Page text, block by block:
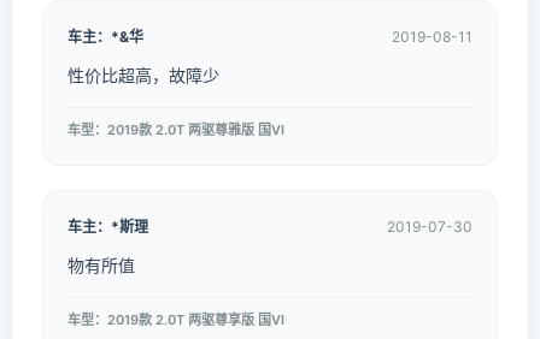
车主：*&华 2019-08-11
性价比超高，故障少
车型：2019款 2.0T 两驱尊雅版 国VI
车主：*斯理 2019-07-30
物有所值
车型：2019款 2.0T 两驱尊享版 国VI